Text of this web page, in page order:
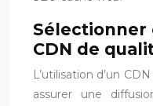
CDN de
L’utilisation d’un
assurer une